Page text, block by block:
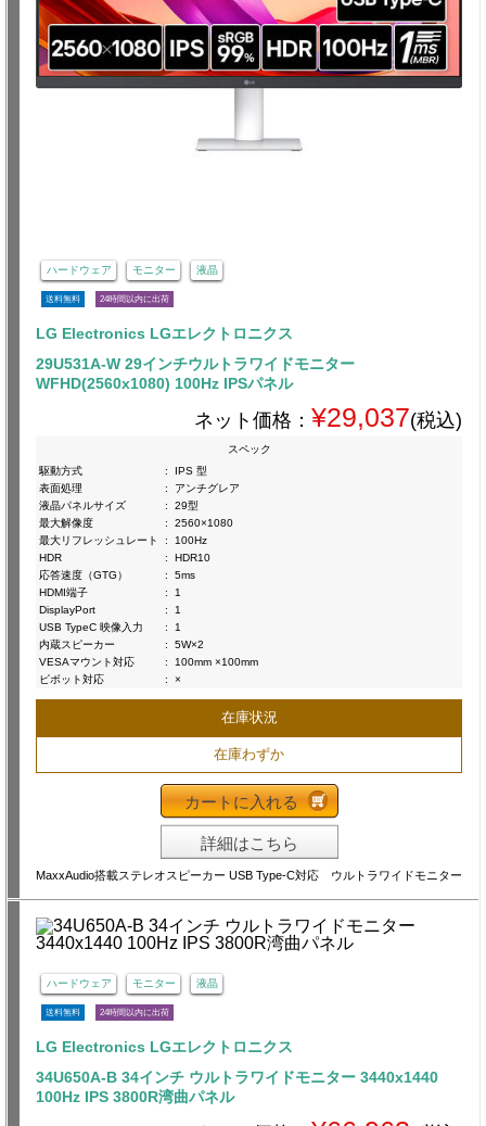
ハードウェア モニター 液晶
送料無料 24時間以内に出荷
LG Electronics LGエレクトロニクス
29U531A-W 29インチウルトラワイドモニター
WFHD(2560x1080) 100Hz IPSパネル
ネット価格： ¥29,037(税込)
スペック
駆動方式
:
IPS 型
表面処理
:
アンチグレア
液晶パネルサイズ
:
29型
最大解像度
:
2560×1080
最大リフレッシュレート
:
100Hz
HDR
:
HDR10
応答速度（GTG）
:
5ms
HDMI端子
:
1
DisplayPort
:
1
USB TypeC 映像入力
:
1
内蔵スピーカー
:
5W×2
VESAマウント対応
:
100mm ×100mm
ピボット対応
: ×
在庫状況
在庫わずか
カートに入れる
詳細はこちら
MaxxAudio搭載ステレオスピーカー USB Type-C対応 ウルトラワイドモニター
ハードウェア モニター 液晶
送料無料 24時間以内に出荷
LG Electronics LGエレクトロニクス
34U650A-B 34インチ ウルトラワイドモニター 3440x1440
100Hz IPS 3800R湾曲パネル